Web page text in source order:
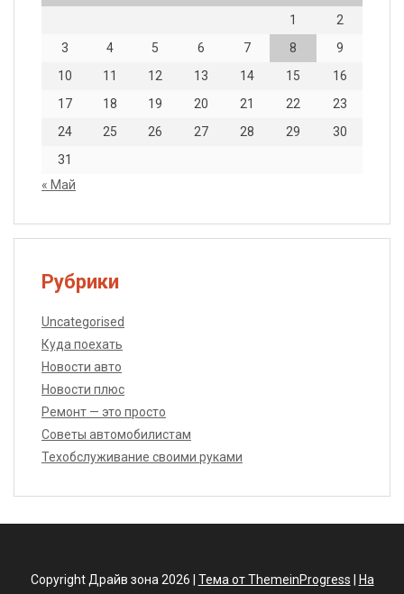
1
2
3
4 5 6 7 8
9
10
11 12 13 14 15
16
17
18 19 20 21 22
23
24
25 26 27 28 29
30
31
« Май
Рубрики
Uncategorised
Куда поехать
Новости авто
Новости плюс
Ремонт — это просто
Советы автомобилистам
Техобслуживание своими руками
Copyright Драйв зона 2026 | Тема от ThemeinProgress
На